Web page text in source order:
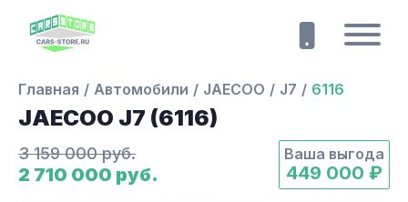
Главная Автомобили JAECOO J7 6116
JAECOO J7 (6116)
3 159 000 руб.
2 710 000 руб.
Ваша выгода
449 000 ₽